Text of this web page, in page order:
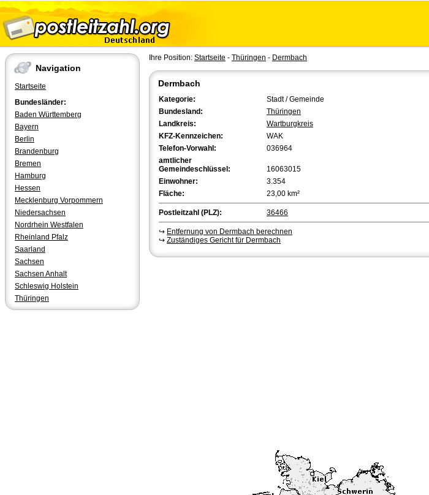
Navigation
Startseite
Bundesländer:
Baden Württemberg
Bayern
Berlin
Brandenburg
Bremen
Hamburg
Hessen
Mecklenburg Vorpommern
Niedersachsen
Nordrhein Westfalen
Rheinland Pfalz
Saarland
Sachsen
Sachsen Anhalt
Schleswig Holstein
Thüringen
Ihre Position: Startseite - Thüringen - Dermbach
Dermbach
Kategorie:
Stadt / Gemeinde
Bundesland:
Thüringen
Landkreis:
Wartburgkreis
KFZ-Kennzeichen:
WAK
Telefon-Vorwahl:
036964
amtlicher
Gemeindeschlüssel:
16063015
Einwohner:
3.354
Fläche:
23,00 km²
Postleitzahl (PLZ): 36466
↪ Entfernung von Dermbach berechnen
↪ Zuständiges Gericht für Dermbach